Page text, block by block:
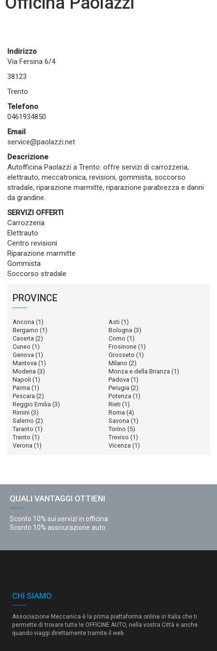
Indirizzo
Via Fersina 6/4
38123
Trento
Telefono
0461934850
Email
service@paolazzi.net
Descrizione
Autofficina Paolazzi a Trento: offre servizi di carrozzeria,
elettrauto, meccatronica, revisioni, gommista, soccorso
stradale, riparazione marmitte, riparazione parabrezza e danni
da grandine.
SERVIZI OFFERTI
Carrozzeria
Elettrauto
Centro revisioni
Riparazione marmitte
Gommista
Soccorso stradale
PROVINCE
Ancona (1) Asti (1)
Bergamo (1) Bologna (3)
Caserta (2) Como (1)
Cuneo (1) Frosinone (1)
Genova (1) Grosseto (1)
Mantova (1) Milano (2)
Modena (3) Monza e della Brianza (1)
Napoli (1) Padova (1)
Parma (1) Perugia (2)
Pescara (2) Potenza (1)
Reggio Emilia (3) Rieti (1)
Rimini (3) Roma (4)
Salerno (2) Savona (1)
Taranto (1) Torino (5)
Trento (1) Treviso (1)
Verona (1) Vicenza (1)
QUALI VANTAGGI OTTIENI
Sconto 10% sui servizi in officina
Sconto 10% assicurazione auto
CHI SIAMO
Associazione Meccanica è la prima piattaforma online in Italia che ti
permette di trovare tutte le OFFICINE AUTO, nella vostra Città e anche
quando viaggi direttamente tramite il web.